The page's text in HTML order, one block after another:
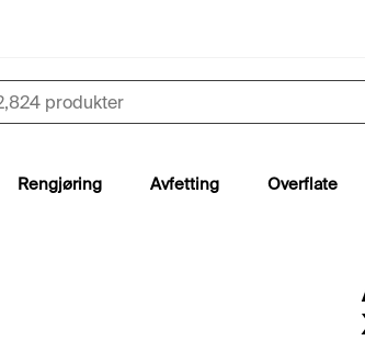
Rengjøring Avfetting Overflate